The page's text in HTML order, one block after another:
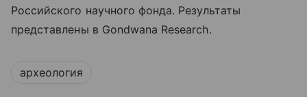
Российского научного фонда. Результаты
представлены в Gondwana Research.
археология